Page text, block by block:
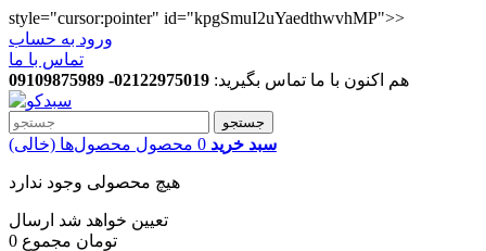
style="cursor:pointer" id="kpgSmuI2uYaedthwvhMP">>
ورود به حساب
تماس با ما
هم اکنون با ما تماس بگیرید: 02122975019- 09109875989
جستجو
سبد خرید 0 محصول محصول‌ها (خالی)
هیچ محصولی وجود ندارد
تعیین خواهد شد ارسال
0 تومان مجموع